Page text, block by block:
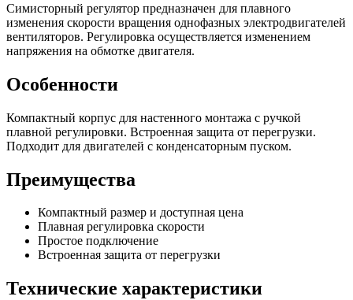
Симисторный регулятор предназначен для плавного
изменения скорости вращения однофазных электродвигателей
вентиляторов. Регулировка осуществляется изменением
напряжения на обмотке двигателя.
Особенности
Компактный корпус для настенного монтажа с ручкой
плавной регулировки. Встроенная защита от перегрузки.
Подходит для двигателей с конденсаторным пуском.
Преимущества
Компактный размер и доступная цена
Плавная регулировка скорости
Простое подключение
Встроенная защита от перегрузки
Технические характеристики